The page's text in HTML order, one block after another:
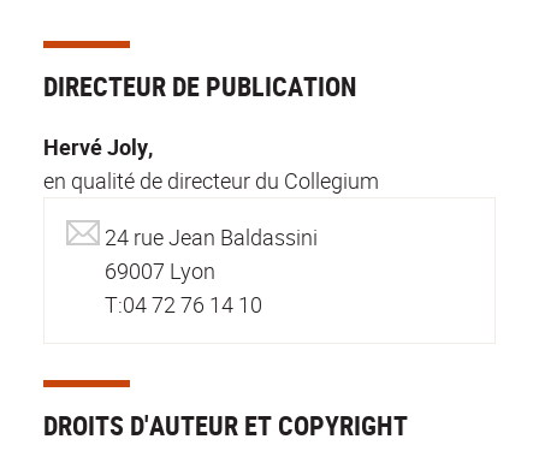
DIRECTEUR DE PUBLICATION
Hervé Joly,
en qualité de directeur du Collegium
24 rue Jean Baldassini
69007 Lyon
T:04 72 76 14 10
DROITS D'AUTEUR ET COPYRIGHT